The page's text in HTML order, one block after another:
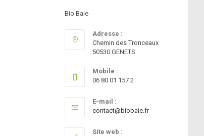
Bio Baie
Adresse :
Chemin des Tronceaux
50530 GENETS
Mobile :
06 80 01 157 2
E-mail :
contact@biobaie.frS’ouvre
Site web :